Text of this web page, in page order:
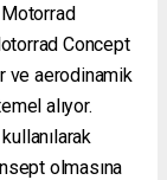
Concept
ve aerodinamik
alıyor.
olmasına